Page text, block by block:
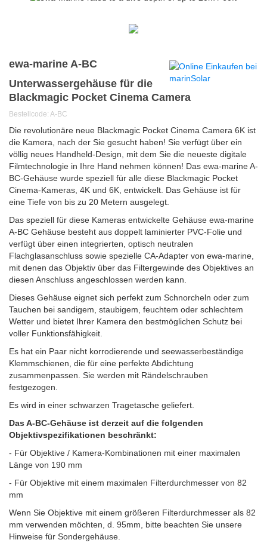
ewa-marine A-BC
Unterwassergehäuse für die
Blackmagic Pocket Cinema Camera
Bestellcode: A-BC
Die revolutionäre neue Blackmagic Pocket Cinema Camera 6K ist
die Kamera, nach der Sie gesucht haben! Sie verfügt über ein
völlig neues Handheld-Design, mit dem Sie die neueste digitale
Filmtechnologie in Ihre Hand nehmen können! Das ewa-marine A-
BC-Gehäuse wurde speziell für alle diese Blackmagic Pocket
Cinema-Kameras, 4K und 6K, entwickelt. Das Gehäuse ist für
eine Tiefe von bis zu 20 Metern ausgelegt.
Das speziell für diese Kameras entwickelte Gehäuse ewa-marine
A-BC Gehäuse besteht aus doppelt laminierter PVC-Folie und
verfügt über einen integrierten, optisch neutralen
Flachglasanschluss sowie spezielle CA-Adapter von ewa-marine,
mit denen das Objektiv über das Filtergewinde des Objektives an
diesen Anschluss angeschlossen werden kann.
Dieses Gehäuse eignet sich perfekt zum Schnorcheln oder zum
Tauchen bei sandigem, staubigem, feuchtem oder schlechtem
Wetter und bietet Ihrer Kamera den bestmöglichen Schutz bei
voller Funktionsfähigkeit.
Es hat ein Paar nicht korrodierende und seewasserbeständige
Klemmschienen, die für eine perfekte Abdichtung
zusammenpassen. Sie werden mit Rändelschrauben
festgezogen.
Es wird in einer schwarzen Tragetasche geliefert.
Das A-BC-Gehäuse ist derzeit auf die folgenden
Objektivspezifikationen beschränkt:
- Für Objektive / Kamera-Kombinationen mit einer maximalen
Länge von 190 mm
- Für Objektive mit einem maximalen Filterdurchmesser von 82
mm
Wenn Sie Objektive mit einem größeren Filterdurchmesser als 82
mm verwenden möchten, d. 95mm, bitte beachten Sie unsere
Hinweise für Sondergehäuse.